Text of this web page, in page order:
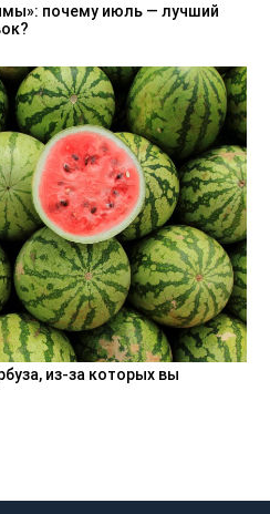
почему июль — лучший
из-за которых вы